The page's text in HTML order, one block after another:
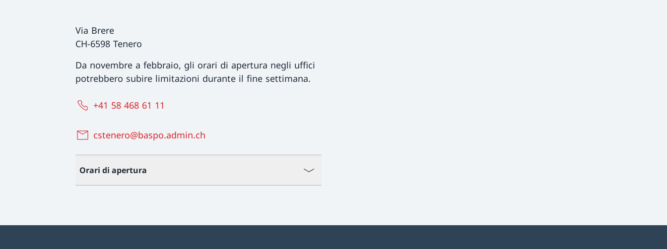
Via Brere
CH-6598 Tenero
Da novembre a febbraio, gli orari di apertura negli uffici
potrebbero subire limitazioni durante il fine settimana.
+41 58 468 61 11
cstenero@baspo.admin.ch
Orari di apertura